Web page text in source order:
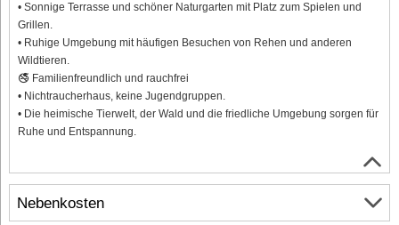
• Sonnige Terrasse und schöner Naturgarten mit Platz zum Spielen und
Grillen.
• Ruhige Umgebung mit häufigen Besuchen von Rehen und anderen
Wildtieren.
🚭 Familienfreundlich und rauchfrei
• Nichtraucherhaus, keine Jugendgruppen.
• Die heimische Tierwelt, der Wald und die friedliche Umgebung sorgen für
Ruhe und Entspannung.
Nebenkosten